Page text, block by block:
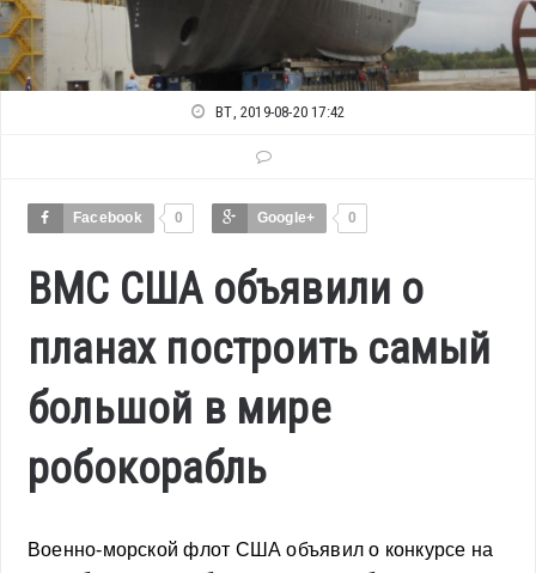
ВТ, 2019-08-20 17:42
Facebook 0 Google+ 0
ВМС США объявили о
планах построить самый
большой в мире
робокорабль
Военно-морской флот США объявил о конкурсе на